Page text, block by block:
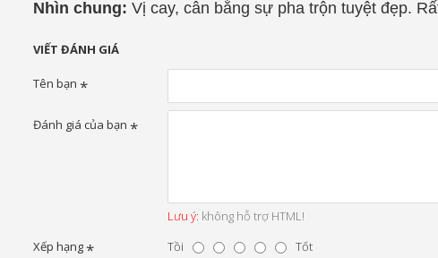
Nhìn chung: Vị cay, cân bằng sự pha trộn tuyệt đẹp.
VIẾT ĐÁNH GIÁ
Tên bạn
Đánh giá của bạn
Lưu ý: không hỗ trợ HTML!
Xếp hạng
Tồi Tốt